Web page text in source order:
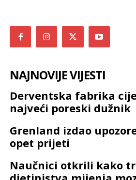
NAJNOVIJE VIJESTI
Derventska fabrika
najveći poreski dužnik
Grenland izdao
opet prijeti
Naučnici otkrili kako